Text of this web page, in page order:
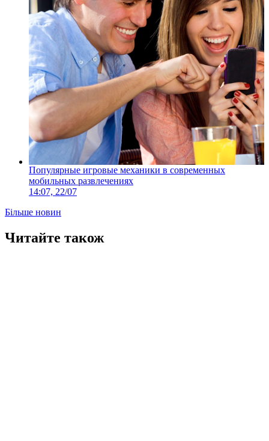
Популярные игровые механики в современных
мобильных развлечениях
14:07, 22/07
Більше новин
Читайте також